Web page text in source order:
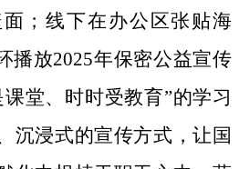
；线下在办公区张贴海
播放2025年保密公益宣传
堂、时时受教育”的学习
沉浸式的宣传方式，让国